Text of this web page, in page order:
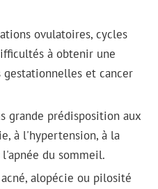
ovulatoires, cycles
à obtenir une
gestationnelles et cancer
grande prédisposition aux
à l'hypertension, à la
du sommeil.
alopécie ou pilosité